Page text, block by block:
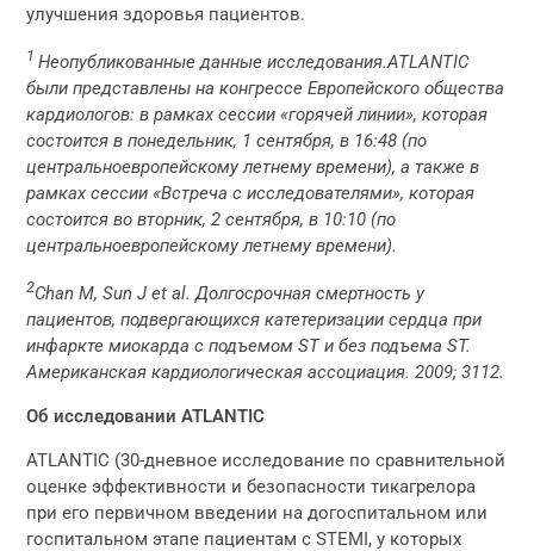
улучшения здоровья пациентов.
1 Неопубликованные данные исследования.ATLANTIC
были представлены на конгрессе Европейского общества
кардиологов: в рамках сессии «горячей линии», которая
состоится в понедельник, 1 сентября, в 16:48 (по
центральноевропейскому летнему времени), а также в
рамках сессии «Встреча с исследователями», которая
состоится во вторник, 2 сентября, в 10:10 (по
центральноевропейскому летнему времени).
2Chan M, Sun J et al. Долгосрочная смертность у
пациентов, подвергающихся катетеризации сердца при
инфаркте миокарда с подъемом ST и без подъема ST.
Американская кардиологическая ассоциация. 2009; 3112.
Об исследовании ATLANTIC
ATLANTIC (30-дневное исследование по сравнительной
оценке эффективности и безопасности тикагрелора
при его первичном введении на догоспитальном или
госпитальном этапе пациентам с STEMI, у которых